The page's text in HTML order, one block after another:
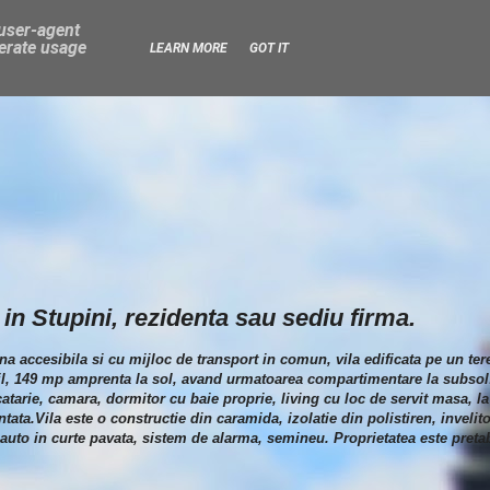
Stupini, rezidenta sau sediu firma.
accesibila si cu mijloc de transport in comun, vila edificata pe un
mp amprenta la sol, avand urmatoarea compartimentare la
camara, dormitor cu baie proprie, living cu loc de servit masa,
este o constructie din caramida, izolatie din polistiren,
in curte pavata, sistem de alarma, semineu. Proprietatea este
agent
usage
LEARN MORE GOT IT